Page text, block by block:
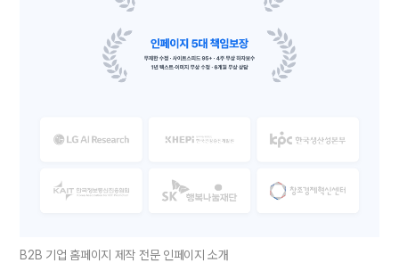
B2B 기업 홈페이지 제작 전문 인페이지 소개